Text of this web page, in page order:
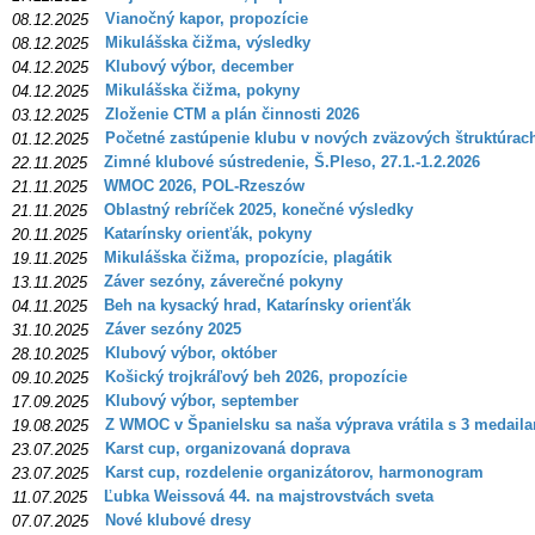
08.12.2025
Vianočný kapor, propozície
08.12.2025
Mikulášska čižma, výsledky
04.12.2025
Klubový výbor, december
04.12.2025
Mikulášska čižma, pokyny
03.12.2025
Zloženie CTM a plán činnosti 2026
01.12.2025
Početné zastúpenie klubu v nových zväzových
22.11.2025
Zimné klubové sústredenie, Š.Pleso, 27.1.-1.2.2026
21.11.2025
WMOC 2026, POL-Rzeszów
21.11.2025
Oblastný rebríček 2025, konečné výsledky
20.11.2025
Katarínsky orienťák, pokyny
19.11.2025
Mikulášska čižma, propozície, plagátik
13.11.2025
Záver sezóny, záverečné pokyny
04.11.2025
Beh na kysacký hrad, Katarínsky orienťák
31.10.2025
Záver sezóny 2025
28.10.2025
Klubový výbor, október
09.10.2025
Košický trojkráľový beh 2026, propozície
17.09.2025
Klubový výbor, september
19.08.2025
Z WMOC v Španielsku sa naša výprava vrátila s 3
23.07.2025
Karst cup, organizovaná doprava
23.07.2025
Karst cup, rozdelenie organizátorov, harmonogram
11.07.2025
Ľubka Weissová 44. na majstrovstvách sveta
07.07.2025
Nové klubové dresy